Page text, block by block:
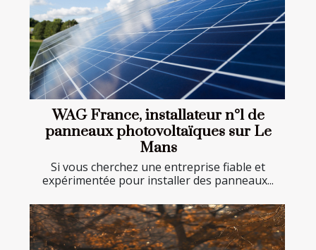
WAG France, installateur n°1 de
panneaux photovoltaïques sur Le
Mans
Si vous cherchez une entreprise fiable et
expérimentée pour installer des panneaux...